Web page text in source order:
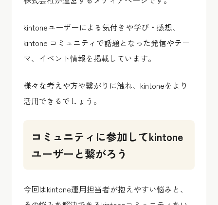
kintoneユーザーによる気付きや学び・感想、
kintone コミュニティで話題となった発信やテー
マ、イベント情報を掲載しています。
様々な考えや方や繋がりに触れ、kintoneをより
活用できるでしょう。
コミュニティに参加してkintone
ユーザーと繋がろう
今回はkintone運用担当者が抱えやすい悩みと、